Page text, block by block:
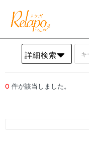
詳細検索
0 件が該当しました。